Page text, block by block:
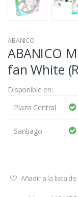
ABANICO
ABANICO
fan White
Disponible en:
Plaza Central
Santiago
Añadir a la lista